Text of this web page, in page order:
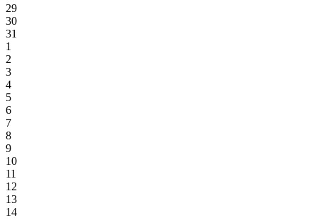
29
30
31
1
2
3
4
5
6
7
8
9
10
11
12
13
14